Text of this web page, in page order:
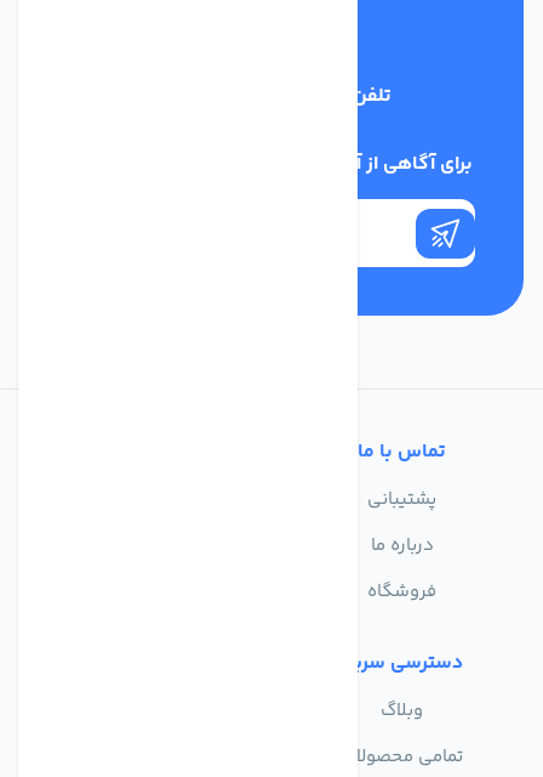
تلفن پشتیبانی
برای آگاهی از آخرین اخبار در خبرنامه ما عضو شوید
تماس با ما
پشتیبانی
درباره ما
فروشگاه
دسترسی سریع
وبلاگ
تمامی محصولات